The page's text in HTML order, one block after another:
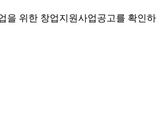
을 위한 창업지원사업공고를 확인하